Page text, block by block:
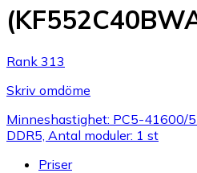
Rank 313
Skriv omdöme
Minneshastighet: PC5-41600/
DDR5, Antal moduler: 1 st
Priser